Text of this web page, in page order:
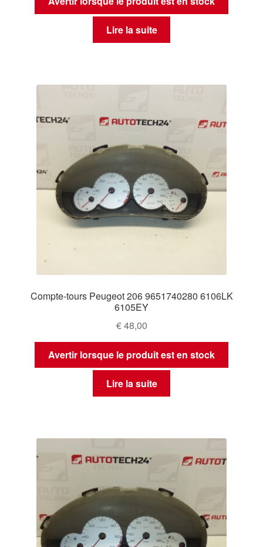
Lire la suite
Compte-tours Peugeot 206 9651740280 6106LK
6105EY
€48,00
Avertir lorsque le produit est en stock
Lire la suite